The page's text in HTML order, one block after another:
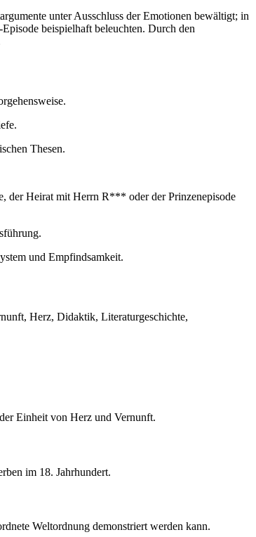
unter Ausschluss der Emotionen bewältigt; in
beispielhaft beleuchten. Durch den
Thesen.
der Heirat mit Herrn R*** oder der Prinzenepisode
und Empfindsamkeit.
Herz, Didaktik, Literaturgeschichte,
Einheit von Herz und Vernunft.
im 18. Jahrhundert.
Weltordnung demonstriert werden kann.